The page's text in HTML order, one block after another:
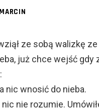
MARCIN
ze sobą walizkę
już chce wejść gdy
nic wnosić do nieba.
nie rozumie.